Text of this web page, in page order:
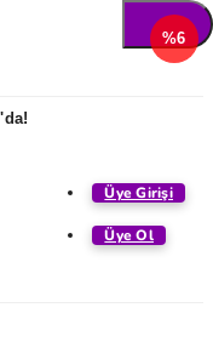
Üye Girişi
Üye Ol
%6